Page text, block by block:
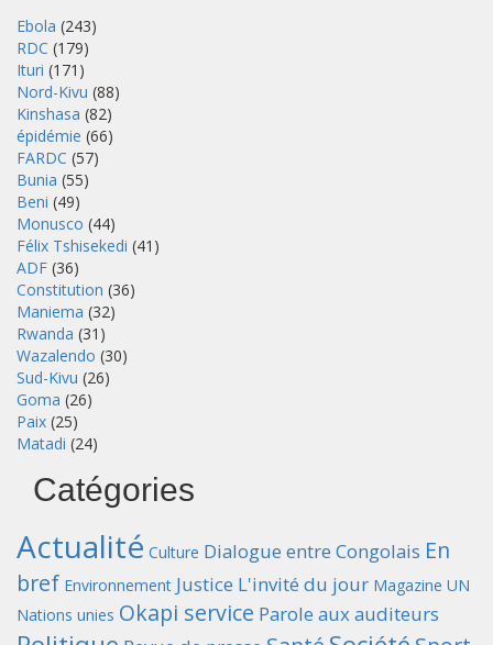
Ebola (243)
RDC (179)
Ituri (171)
Nord-Kivu (88)
Kinshasa (82)
épidémie (66)
FARDC (57)
Bunia (55)
Beni (49)
Monusco (44)
Félix Tshisekedi (41)
ADF (36)
Constitution (36)
Maniema (32)
Rwanda (31)
Wazalendo (30)
Sud-Kivu (26)
Goma (26)
Paix (25)
Matadi (24)
Catégories
Actualité Culture Dialogue entre Congolais En
bref Environnement Justice L'invité du jour Magazine UN
Nations unies Okapi service Parole aux auditeurs